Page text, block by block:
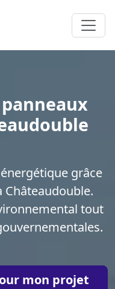
grâce
Châteaudouble.
tout
mon projet